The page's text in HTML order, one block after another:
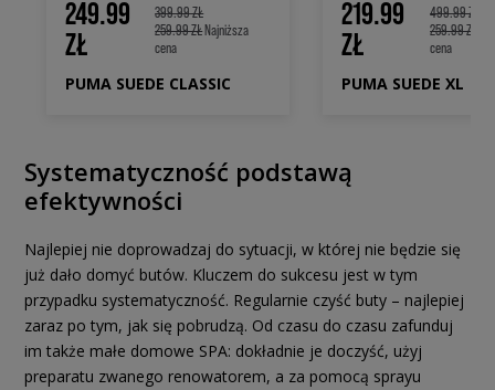
249.99
ZŁ
399.99 ZŁ
259.99 ZŁNajniższa
cena
PUMA SUEDE CLASSIC
219.99
ZŁ
499.99 ZŁ
259.99 ZŁ
cena
PUMA SUEDE XL
Systematyczność podstawą
efektywności
Najlepiej nie doprowadzaj do sytuacji, w której nie będzie się
już dało domyć butów. Kluczem do sukcesu jest w tym
przypadku systematyczność. Regularnie czyść buty – najlepiej
zaraz po tym, jak się pobrudzą. Od czasu do czasu zafunduj
im także małe domowe SPA: dokładnie je doczyść, użyj
preparatu zwanego renowatorem, a za pomocą sprayu